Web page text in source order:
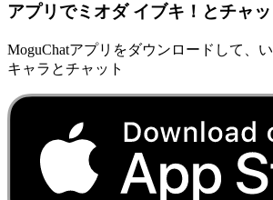
アプリでミオダ イブキ！とチャッ
MoguChatアプリをダウンロードして、
キャラとチャット